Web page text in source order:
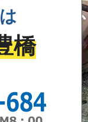
橋